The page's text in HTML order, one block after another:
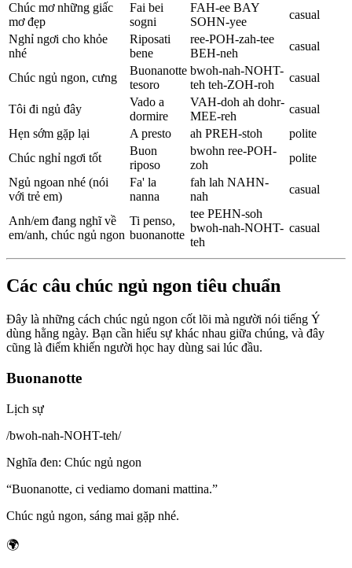
Chúc mơ những giấc
mơ đẹp
Fai bei
sogni
FAH-ee BAY
SOHN-yee
casual
Nghỉ ngơi cho khỏe
nhé
Riposati
bene
ree-POH-zah-tee
BEH-neh
casual
Chúc ngủ ngon, cưng
Buonanotte
tesoro
bwoh-nah-NOHT-
teh teh-ZOH-roh
casual
Tôi đi ngủ đây
Vado a
dormire
VAH-doh ah dohr-
MEE-reh
casual
Hẹn sớm gặp lại
A presto ah PREH-stoh
polite
Chúc nghỉ ngơi tốt
Buon
riposo
bwohn ree-POH-
zoh
polite
Ngủ ngoan nhé (nói
với trẻ em)
Fa' la
nanna
fah lah NAHN-
nah
casual
Anh/em đang nghĩ về
em/anh, chúc ngủ ngon
Ti penso,
buonanotte
tee PEHN-soh
bwoh-nah-NOHT-
teh
casual
Các câu chúc ngủ ngon tiêu chuẩn
Đây là những cách chúc ngủ ngon cốt lõi mà người nói tiếng Ý
dùng hằng ngày. Bạn cần hiểu sự khác nhau giữa chúng, và đây
cũng là điểm khiến người học hay dùng sai lúc đầu.
Buonanotte
Lịch sự
/bwoh-nah-NOHT-teh/
Nghĩa đen: Chúc ngủ ngon
“Buonanotte, ci vediamo domani mattina.”
Chúc ngủ ngon, sáng mai gặp nhé.
🌍